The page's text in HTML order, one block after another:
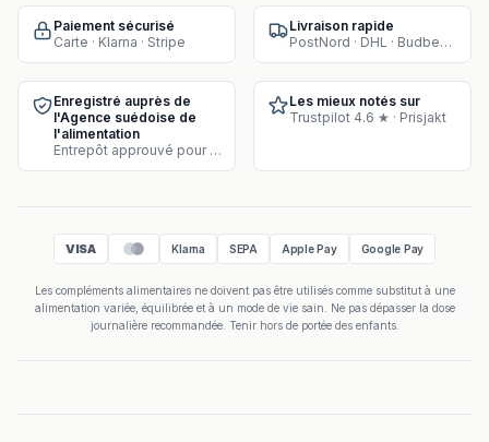
Paiement sécurisé
Carte · Klarna · Stripe
Livraison rapide
PostNord · DHL · Budbee · Instabox
Enregistré auprès de
l'Agence suédoise de
l'alimentation
Entrepôt approuvé pour la vente de compléments
Les mieux notés sur
Trustpilot 4.6 ★ · Prisjakt
VISA Klarna SEPA Apple Pay Google Pay
Les compléments alimentaires ne doivent pas être utilisés comme substitut à une
alimentation variée, équilibrée et à un mode de vie sain. Ne pas dépasser la dose
journalière recommandée. Tenir hors de portée des enfants.